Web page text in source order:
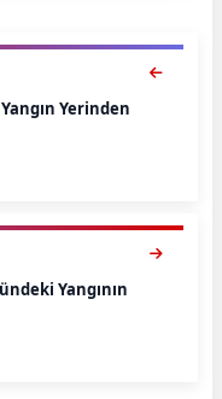
Yerinden
Yangının